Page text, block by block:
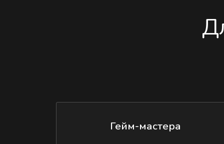
Гейм-мастера